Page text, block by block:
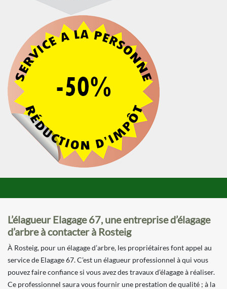
L’élagueur Elagage 67, une entreprise d’élagage
d’arbre à contacter à Rosteig
À Rosteig, pour un élagage d’arbre, les propriétaires font appel au
service de Elagage 67. C’est un élagueur professionnel à qui vous
pouvez faire confiance si vous avez des travaux d’élagage à réaliser.
Ce professionnel saura vous fournir une prestation de qualité ; à la